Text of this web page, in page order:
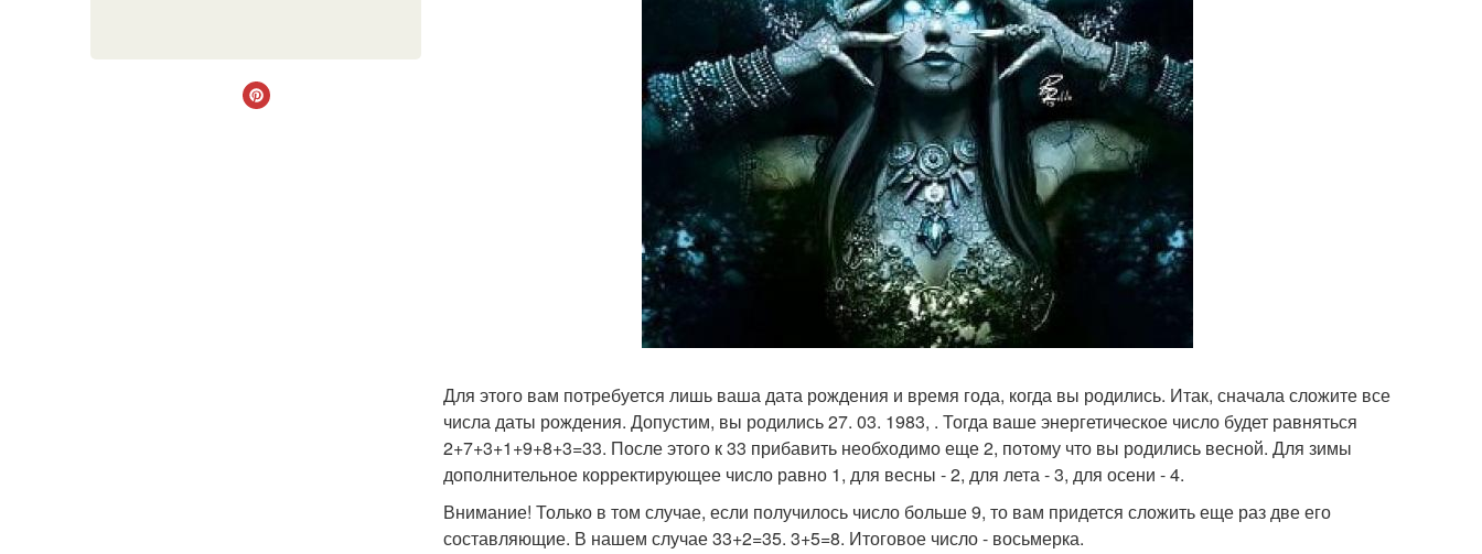
Для этого вам потребуется лишь ваша дата рождения и время года, когда вы родились. Итак, сначала сложите все
числа даты рождения. Допустим, вы родились 27. 03. 1983, . Тогда ваше энергетическое число будет равняться
2+7+3+1+9+8+3=33. После этого к 33 прибавить необходимо еще 2, потому что вы родились весной. Для зимы
дополнительное корректирующее число равно 1, для весны - 2, для лета - 3, для осени - 4.
Внимание! Только в том случае, если получилось число больше 9, то вам придется сложить еще раз две его
составляющие. В нашем случае 33+2=35. 3+5=8. Итоговое число - восьмерка.